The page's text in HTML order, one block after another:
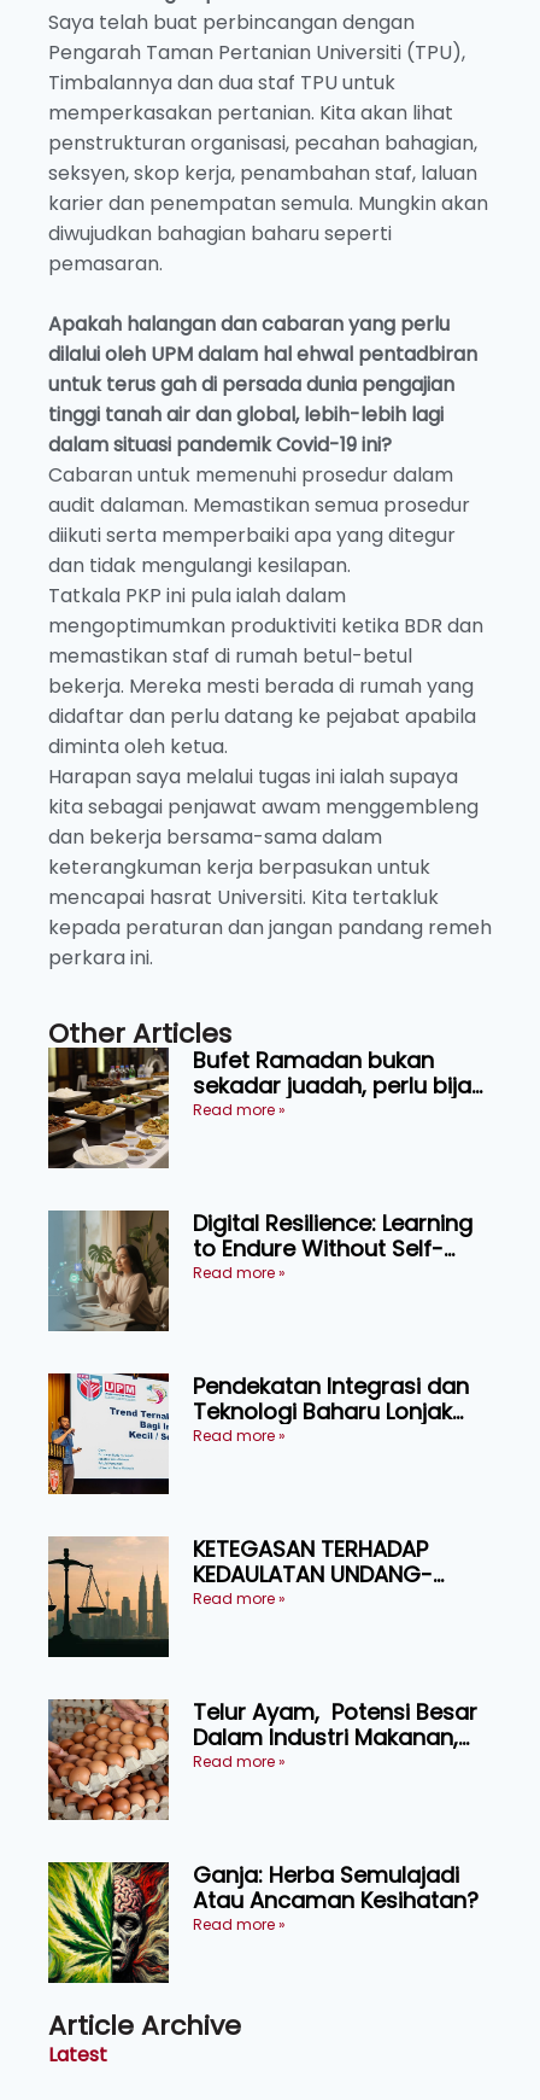
Saya telah buat perbincangan dengan
Pengarah Taman Pertanian Universiti (TPU),
Timbalannya dan dua staf TPU untuk
memperkasakan pertanian. Kita akan lihat
penstrukturan organisasi, pecahan bahagian,
seksyen, skop kerja, penambahan staf, laluan
karier dan penempatan semula. Mungkin akan
diwujudkan bahagian baharu seperti
pemasaran.
Apakah halangan dan cabaran yang perlu
dilalui oleh UPM dalam hal ehwal pentadbiran
untuk terus gah di persada dunia pengajian
tinggi tanah air dan global, lebih-lebih lagi
dalam situasi pandemik Covid-19 ini?
Cabaran untuk memenuhi prosedur dalam
audit dalaman. Memastikan semua prosedur
diikuti serta memperbaiki apa yang ditegur
dan tidak mengulangi kesilapan.
Tatkala PKP ini pula ialah dalam
mengoptimumkan produktiviti ketika BDR dan
memastikan staf di rumah betul-betul
bekerja. Mereka mesti berada di rumah yang
didaftar dan perlu datang ke pejabat apabila
diminta oleh ketua.
Harapan saya melalui tugas ini ialah supaya
kita sebagai penjawat awam menggembleng
dan bekerja bersama-sama dalam
keterangkuman kerja berpasukan untuk
mencapai hasrat Universiti. Kita tertakluk
kepada peraturan dan jangan pandang remeh
perkara ini.
Other Articles
Bufet Ramadan bukan
sekadar juadah, perlu bijak
memilih dan selamat
Read more »
Digital Resilience: Learning
to Endure Without Self-
Pressure
Read more »
Pendekatan Integrasi dan
Teknologi Baharu Lonjak
Produktiviti Ternakan
Read more »
KETEGASAN TERHADAP
KEDAULATAN UNDANG-
UNDANG ASAS KEPADA
Read more »
Telur Ayam, Potensi Besar
Dalam Industri Makanan,
Kosmetik dan Penyelidikan
Read more »
Ganja: Herba Semulajadi
Atau Ancaman Kesihatan?
Read more »
Article Archive
Latest